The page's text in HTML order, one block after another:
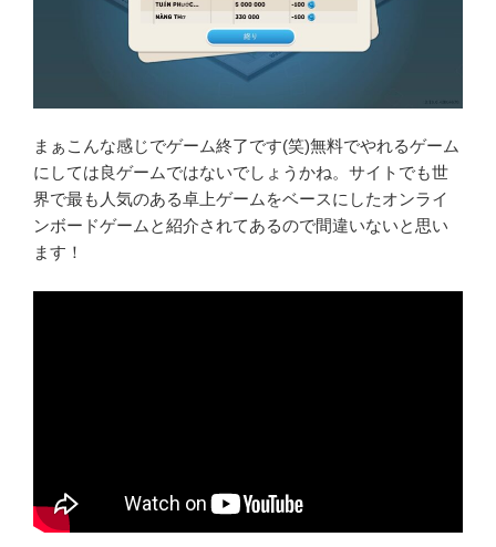
まぁこんな感じでゲーム終了です(笑)無料でやれるゲーム
にしては良ゲームではないでしょうかね。サイトでも世
界で最も人気のある卓上ゲームをベースにしたオンライ
ンボードゲームと紹介されてあるので間違いないと思い
ます！